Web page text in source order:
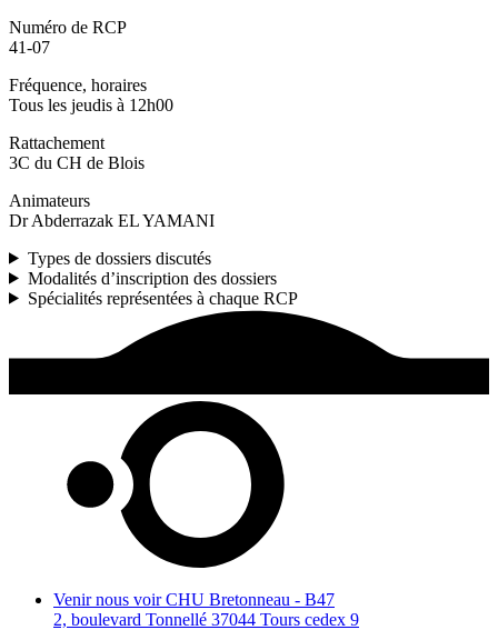
Numéro de RCP
41-07
Fréquence, horaires
Tous les jeudis à 12h00
Rattachement
3C du CH de Blois
Animateurs
Dr Abderrazak EL YAMANI
Types de dossiers discutés
Modalités d’inscription des dossiers
Spécialités représentées à chaque RCP
Venir nous voir CHU Bretonneau - B47
2, boulevard Tonnellé 37044 Tours cedex 9